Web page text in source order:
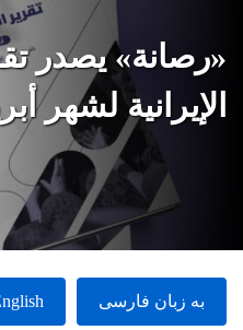
«رصانة» يصدر
الإيرانية لشهر أبريل
به زبان فارسى